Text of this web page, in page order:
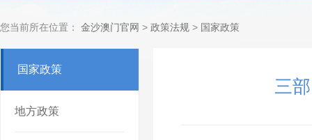
您当前所在位置： 金沙澳门官网 > 政策法规 > 国家政策
国家政策
地方政策
三